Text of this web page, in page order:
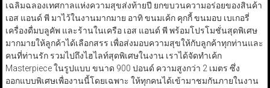
เฉลิมฉลองเทศกาลแห่งความสุขส่งท้ายปี ยกขบวนความอร่อยของสินค้า
เอส แอนด์ พี มาไว้ในงานมากมาย อาทิ ขนมเค้ก คุกกี้ ขนมอบ เบเกอรี่
เครื่องดื่มบลูคัพ และร้านในเครือ เอส แอนด์ พี พร้อมโปรโมชั่นสุดพิเศษ
มากมายให้ลูกค้าได้เลือกสรร เพื่อส่งมอบความสุขให้กับลูกค้าทุกท่านและ
คนที่ท่านรัก รวมไปถึงไฮไลท์สุดพิเศษในงาน เราได้จัดทำเค้ก
Masterpiece ในรูปแบบ ขนาด 900 ปอนด์ ความสูงกว่า 2 เมตร ซึ่ง
ออกแบบพิเศษเพื่องานนี้โดยเฉพาะ ให้ทุกคนได้เข้ามาชมกันภายในงาน